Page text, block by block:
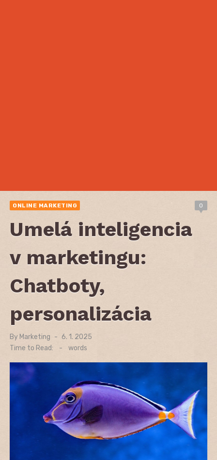
ONLINE MARKETING 0
Umelá inteligencia
v marketingu:
Chatboty,
personalizácia
By Marketing
Posted
on
6. 1. 2025
Time to Read:
- words